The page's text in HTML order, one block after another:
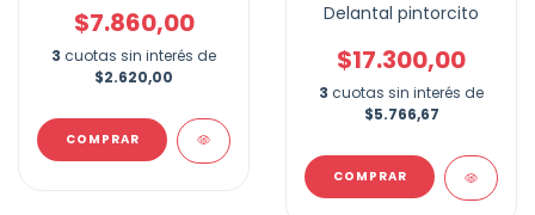
$7.860,00
3 cuotas sin interés de
$2.620,00
COMPRAR
Delantal pintorcito
$17.300,00
3 cuotas sin interés de
$5.766,67